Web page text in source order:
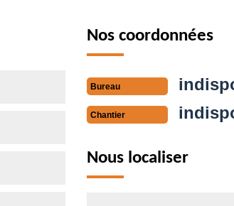
Nos coordonnées
Bureau
Chantier
Nous localiser